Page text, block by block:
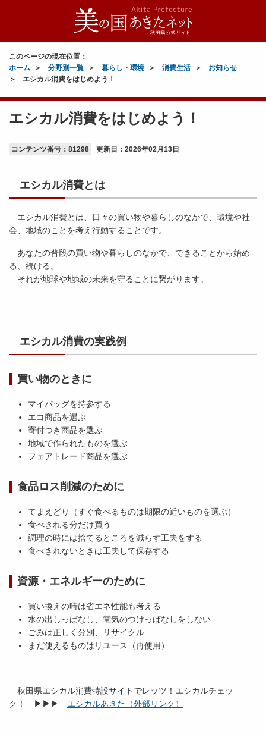
このページの現在位置：
ホーム
分野別一覧 暮らし・環境 消費生活
お知らせ
エシカル消費をはじめよう！
エシカル消費をはじめよう！
コンテンツ番号：81298 更新日： 2026年02月13日
エシカル消費とは
エシカル消費とは、日々の買い物や暮らしのなかで、環境や社
会、地域のことを考え行動することです。
あなたの普段の買い物や暮らしのなかで、できることから始め
る、続ける。
それが地球や地域の未来を守ることに繋がります。
エシカル消費の実践例
買い物のときに
マイバッグを持参する
エコ商品を選ぶ
寄付つき商品を選ぶ
地域で作られたものを選ぶ
フェアトレード商品を選ぶ
食品ロス削減のために
てまえどり（すぐ食べるものは期限の近いものを選ぶ）
食べきれる分だけ買う
調理の時には捨てるところを減らす工夫をする
食べきれないときは工夫して保存する
資源・エネルギーのために
買い換えの時は省エネ性能も考える
水の出しっぱなし、電気のつけっぱなしをしない
ごみは正しく分別、リサイクル
まだ使えるものはリユース（再使用）
秋田県エシカル消費特設サイトでレッツ！エシカルチェッ
ク！ ▶▶▶ エシカルあきた（外部リンク）